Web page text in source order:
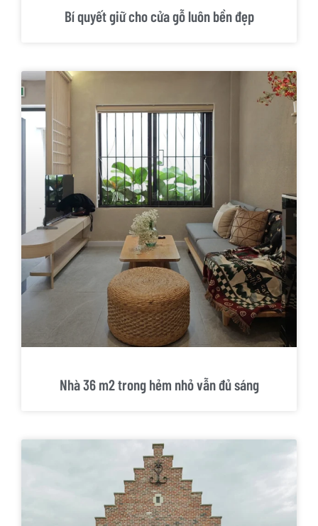
Bí quyết giữ cho cửa gỗ luôn bền đẹp
Nhà 36 m2 trong hẻm nhỏ vẫn đủ sáng